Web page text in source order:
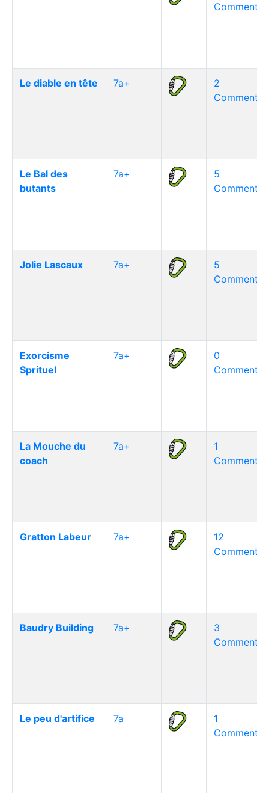
Le diable en tête 7a+
2
Le Bal des
butants
7a+
5
Jolie Lascaux 7a+
5
Exorcisme
Sprituel
7a+
0
La Mouche du
coach
7a+
1
Gratton Labeur 7a+
12
Baudry Building 7a+
3
Le peu d'artifice 7a
1